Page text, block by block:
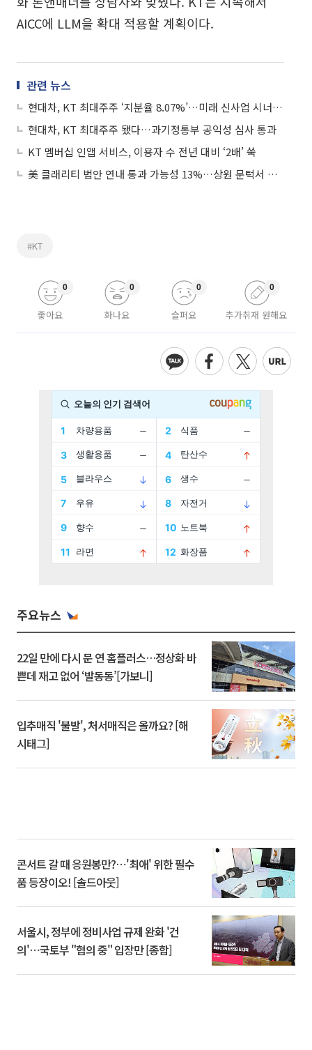
AICC에 LLM을 확대 적용할 계획이다.
관련 뉴스
현대차, KT 최대주주 ‘지분율 8.07%’…미래 신사업 시너지 기대감↑
현대차, KT 최대주주 됐다…과기정통부 공익성 심사 통과
KT 멤버십 인앱 서비스, 이용자 수 전년 대비 ‘2배’ 쑥
美 클래리티 법안 연내 통과 가능성 13%…상원 문턱서 제동
#KT
좋아요
0
화나요
0
슬퍼요
0
추가취재 원해요
0
주요뉴스
22일 만에 다시 문 연 홈플러스…정상화 바
쁜데 재고 없어 ‘발동동’[가보니]
입추매직 '불발', 처서매직은 올까요? [해
시태그]
콘서트 갈 때 응원봉만?⋯'최애' 위한 필수
품 등장이오! [솔드아웃]
서울시, 정부에 정비사업 규제 완화 '건
의'⋯국토부 "협의 중" 입장만 [종합]